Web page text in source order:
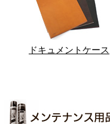
ドキュメントケース